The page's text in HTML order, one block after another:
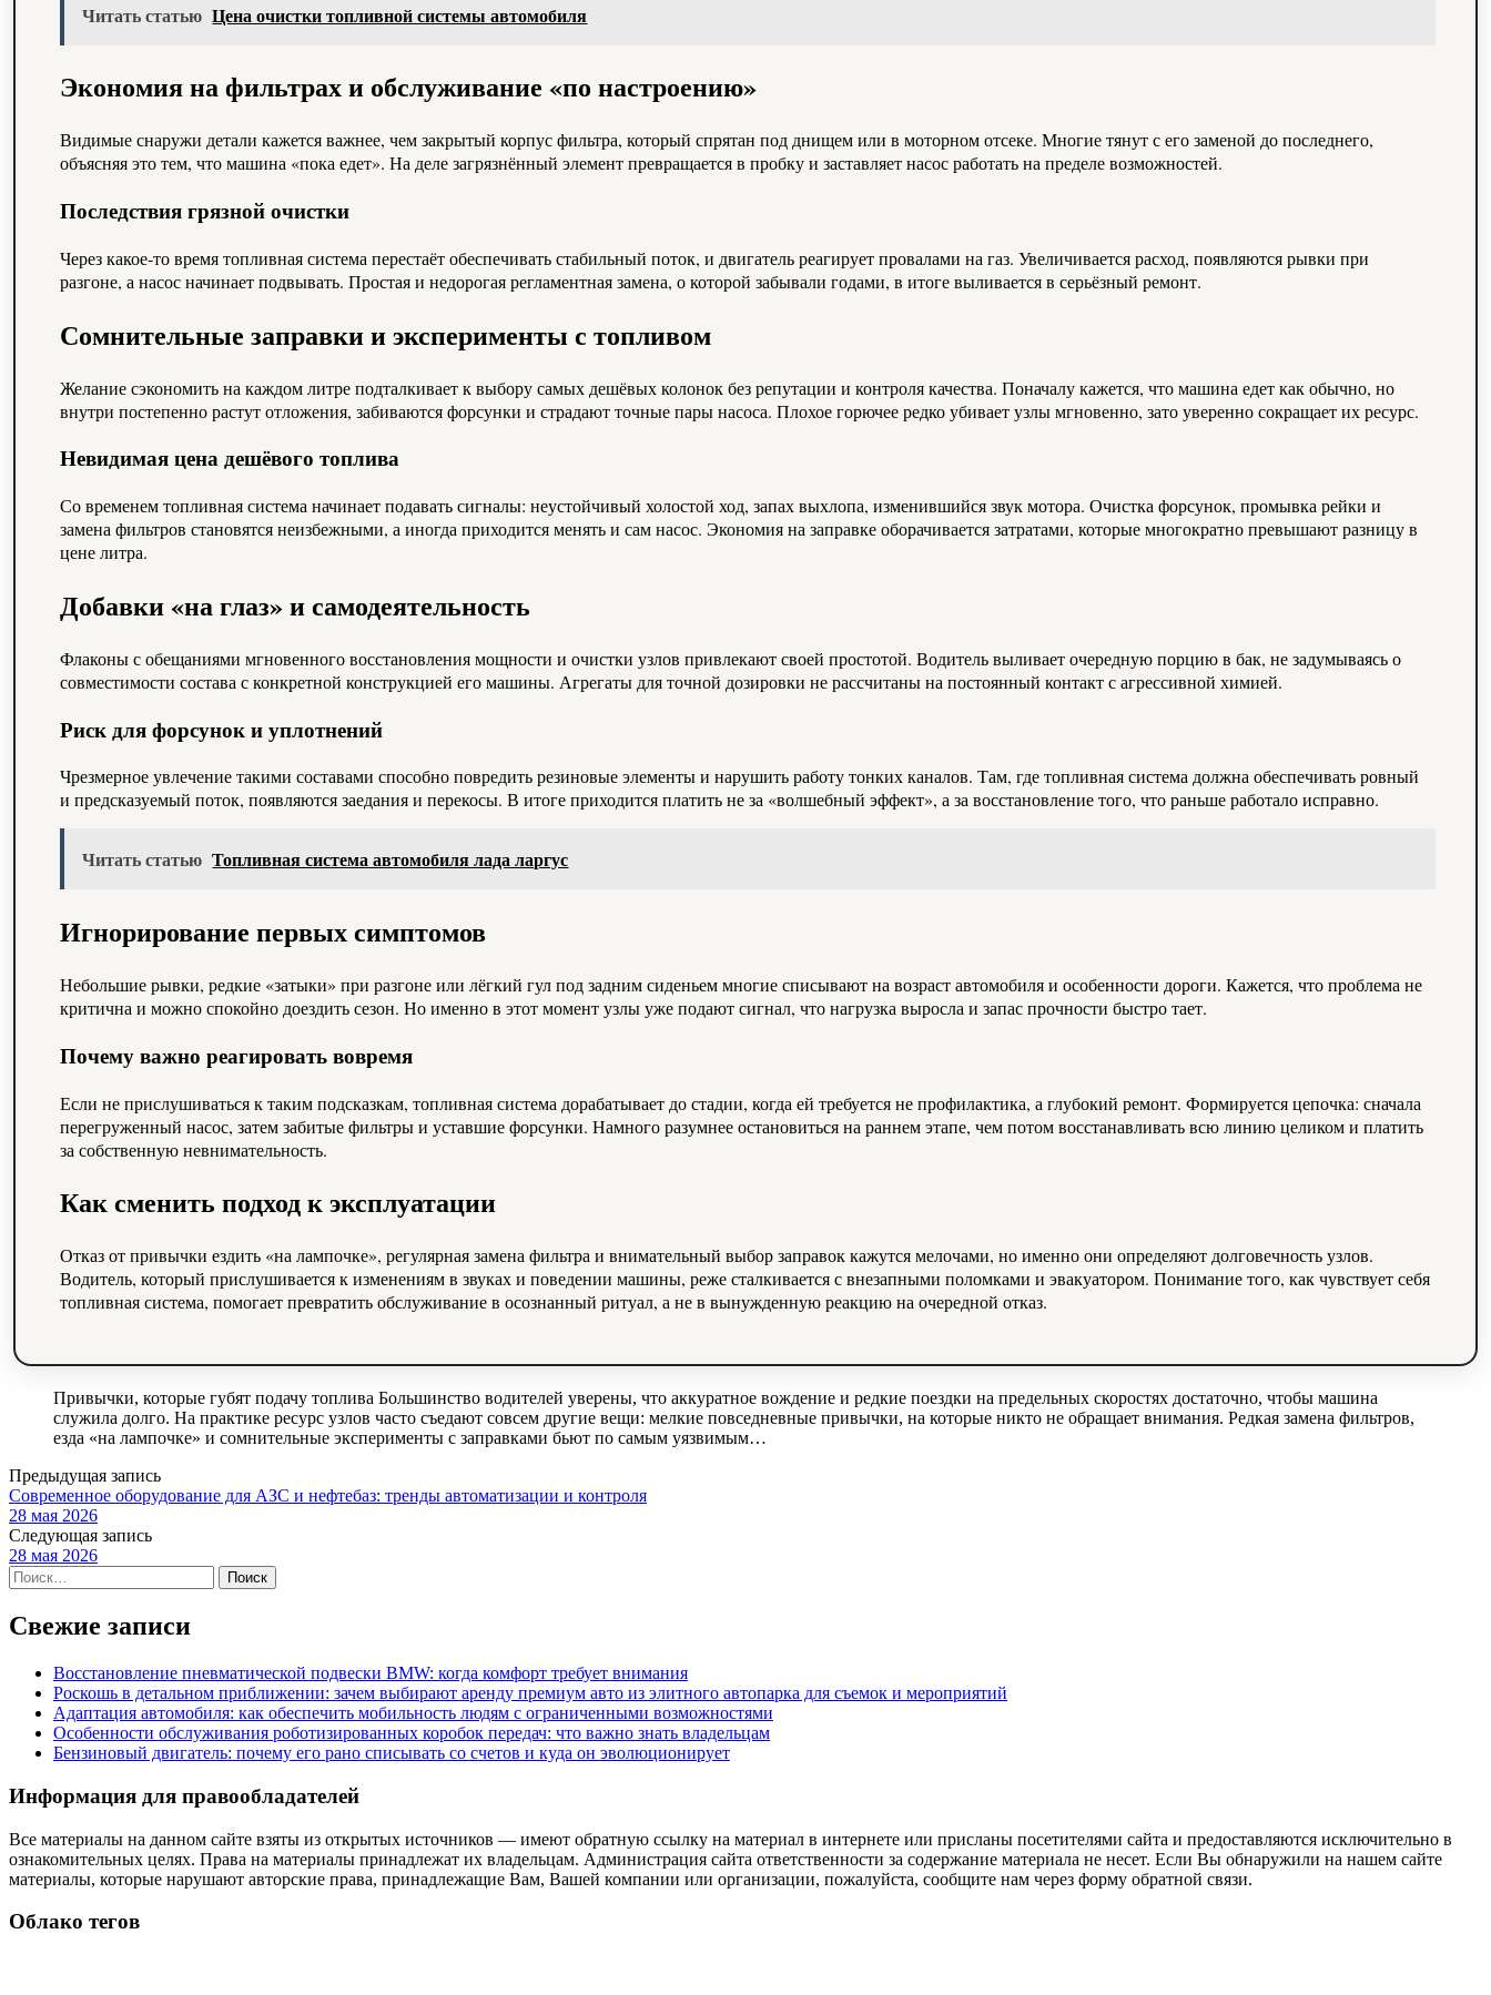
Читать статью Цена очистки топливной системы автомобиля
Экономия на фильтрах и обслуживание «по настроению»
Видимые снаружи детали кажется важнее, чем закрытый корпус фильтра, который спрятан под днищем или в моторном отсеке. Многие тянут с его заменой до последнего,
объясняя это тем, что машина «пока едет». На деле загрязнённый элемент превращается в пробку и заставляет насос работать на пределе возможностей.
Последствия грязной очистки
Через какое‑то время топливная система перестаёт обеспечивать стабильный поток, и двигатель реагирует провалами на газ. Увеличивается расход, появляются рывки при
разгоне, а насос начинает подвывать. Простая и недорогая регламентная замена, о которой забывали годами, в итоге выливается в серьёзный ремонт.
Сомнительные заправки и эксперименты с топливом
Желание сэкономить на каждом литре подталкивает к выбору самых дешёвых колонок без репутации и контроля качества. Поначалу кажется, что машина едет как обычно, но
внутри постепенно растут отложения, забиваются форсунки и страдают точные пары насоса. Плохое горючее редко убивает узлы мгновенно, зато уверенно сокращает их ресурс.
Невидимая цена дешёвого топлива
Со временем топливная система начинает подавать сигналы: неустойчивый холостой ход, запах выхлопа, изменившийся звук мотора. Очистка форсунок, промывка рейки и
замена фильтров становятся неизбежными, а иногда приходится менять и сам насос. Экономия на заправке оборачивается затратами, которые многократно превышают разницу в
цене литра.
Добавки «на глаз» и самодеятельность
Флаконы с обещаниями мгновенного восстановления мощности и очистки узлов привлекают своей простотой. Водитель выливает очередную порцию в бак, не задумываясь о
совместимости состава с конкретной конструкцией его машины. Агрегаты для точной дозировки не рассчитаны на постоянный контакт с агрессивной химией.
Риск для форсунок и уплотнений
Чрезмерное увлечение такими составами способно повредить резиновые элементы и нарушить работу тонких каналов. Там, где топливная система должна обеспечивать ровный
и предсказуемый поток, появляются заедания и перекосы. В итоге приходится платить не за «волшебный эффект», а за восстановление того, что раньше работало исправно.
Читать статью Топливная система автомобиля лада ларгус
Игнорирование первых симптомов
Небольшие рывки, редкие «затыки» при разгоне или лёгкий гул под задним сиденьем многие списывают на возраст автомобиля и особенности дороги. Кажется, что проблема не
критична и можно спокойно доездить сезон. Но именно в этот момент узлы уже подают сигнал, что нагрузка выросла и запас прочности быстро тает.
Почему важно реагировать вовремя
Если не прислушиваться к таким подсказкам, топливная система дорабатывает до стадии, когда ей требуется не профилактика, а глубокий ремонт. Формируется цепочка: сначала
перегруженный насос, затем забитые фильтры и уставшие форсунки. Намного разумнее остановиться на раннем этапе, чем потом восстанавливать всю линию целиком и платить
за собственную невнимательность.
Как сменить подход к эксплуатации
Отказ от привычки ездить «на лампочке», регулярная замена фильтра и внимательный выбор заправок кажутся мелочами, но именно они определяют долговечность узлов.
Водитель, который прислушивается к изменениям в звуках и поведении машины, реже сталкивается с внезапными поломками и эвакуатором. Понимание того, как чувствует себя
топливная система, помогает превратить обслуживание в осознанный ритуал, а не в вынужденную реакцию на очередной отказ.
Привычки, которые губят подачу топлива Большинство водителей уверены, что аккуратное вождение и редкие поездки на предельных скоростях достаточно, чтобы машина
служила долго. На практике ресурс узлов часто съедают совсем другие вещи: мелкие повседневные привычки, на которые никто не обращает внимания. Редкая замена фильтров,
езда «на лампочке» и сомнительные эксперименты с заправками бьют по самым уязвимым…
Предыдущая запись
Современное оборудование для АЗС и нефтебаз: тренды автоматизации и контроля
28 мая 2026
Следующая запись
28 мая 2026
Найти:
Свежие записи
Восстановление пневматической подвески BMW: когда комфорт требует внимания
Роскошь в детальном приближении: зачем выбирают аренду премиум авто из элитного автопарка для съемок и мероприятий
Адаптация автомобиля: как обеспечить мобильность людям с ограниченными возможностями
Особенности обслуживания роботизированных коробок передач: что важно знать владельцам
Бензиновый двигатель: почему его рано списывать со счетов и куда он эволюционирует
Информация для правообладателей
Все материалы на данном сайте взяты из открытых источников — имеют обратную ссылку на материал в интернете или присланы посетителями сайта и предоставляются исключительно в
ознакомительных целях. Права на материалы принадлежат их владельцам. Администрация сайта ответственности за содержание материала не несет. Если Вы обнаружили на нашем сайте
материалы, которые нарушают авторские права, принадлежащие Вам, Вашей компании или организации, пожалуйста, сообщите нам через форму обратной связи.
Облако тегов